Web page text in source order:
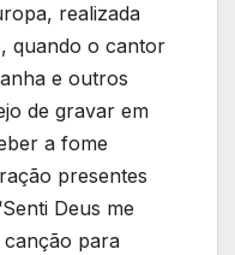
realizada
quando o cantor
e outros
de gravar em
a fome
presentes
Deus me
canção para